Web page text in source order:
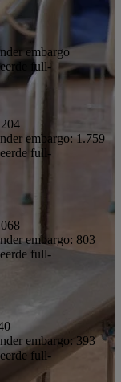
embargo
full-
embargo:1.759
full-
embargo: 803
full-
embargo: 393
full-